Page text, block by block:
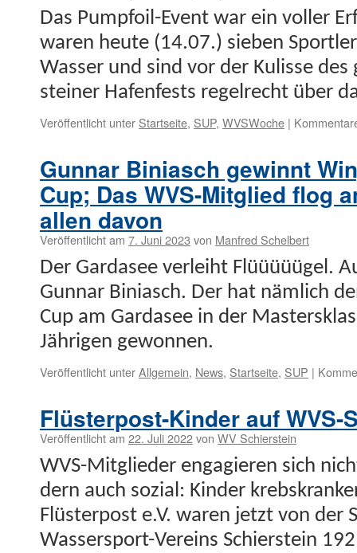
jetzt
für
den
Bootskorso
Hafenfest
anmelden
Das Pump­­foil-Event war ein voller
waren heute (14.07.) sieben
Wass­er und sind vor der Kulisse
stein­er Hafen­fests regel­recht über
Veröffentlicht unter Startseite, SUP, WVSWoche |
Gunnar Biniasch gewinnt
Cup; Das WVS-Mitglied flog
allen davon
Veröffentlicht am 7. Juni 2023 von Manfred Schelbert
Der Gar­dasee ver­lei­ht Flüüüüügel.
Gun­nar Bini­asch. Der hat näm­lich
Cup am Gar­dasee in der
Jähri­­gen gewonnen.
Veröffentlicht unterAllgemein, News, Startseite, SUP |
Flüsterpost-Kinder auf WVS-
Veröffentlicht am 22. Juli 2022von WV Schierstein
WVS-Mit­glieder engagieren sich
dern auch sozial: Kinder
Flüster­post e.V. waren jet­zt von der
Wasser­s­port-Vere­ins Schier­stein